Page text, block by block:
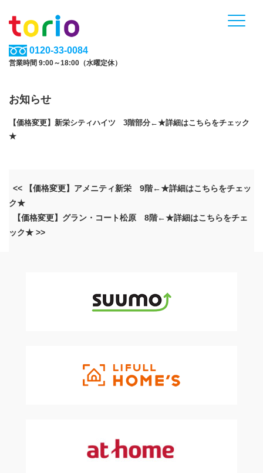
0120-33-0084
営業時間 9:00～18:00（水曜定休）
お知らせ
【価格変更】新栄シティハイツ 3階部分←★詳細はこちらをチェック
★
<< 【価格変更】アメニティ新栄 9階←★詳細はこちらをチェッ
ク★
【価格変更】グラン・コート松原 8階←★詳細はこちらをチェ
ック★ >>